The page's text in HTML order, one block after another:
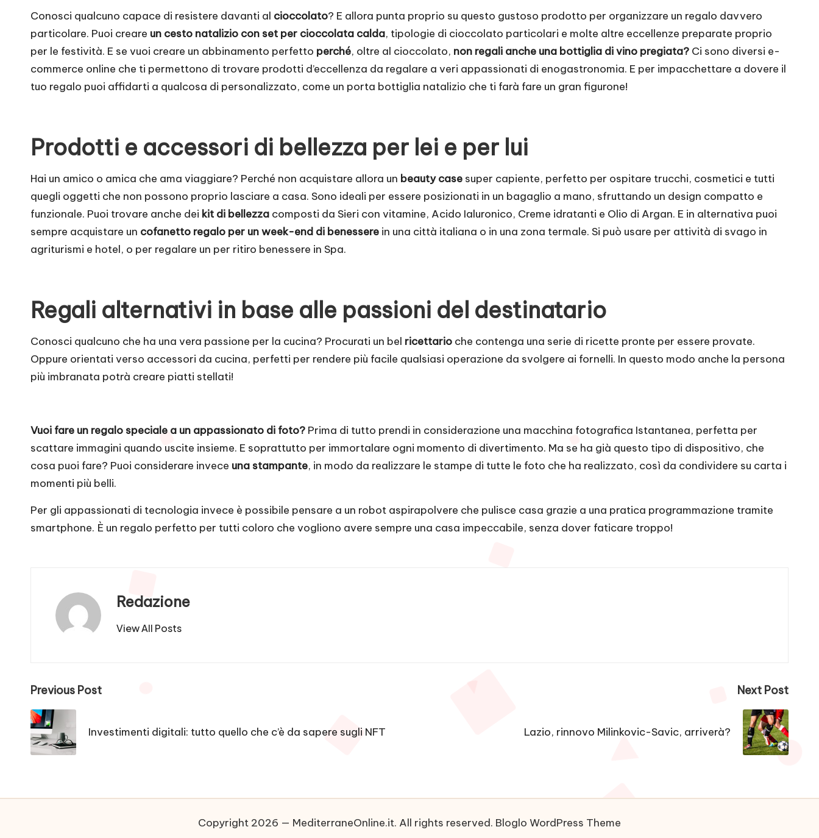
Conosci qualcuno capace di resistere davanti al cioccolato? E allora punta proprio su questo gustoso prodotto per organizzare un regalo davvero
particolare. Puoi creare un cesto natalizio con set per cioccolata calda, tipologie di cioccolato particolari e molte altre eccellenze preparate proprio
per le festività. E se vuoi creare un abbinamento perfetto perché, oltre al cioccolato, non regali anche una bottiglia di vino pregiata? Ci sono diversi e-
commerce online che ti permettono di trovare prodotti d’eccellenza da regalare a veri appassionati di enogastronomia. E per impacchettare a dovere il
tuo regalo puoi affidarti a qualcosa di personalizzato, come un porta bottiglia natalizio che ti farà fare un gran figurone!
Prodotti e accessori di bellezza per lei e per lui
Hai un amico o amica che ama viaggiare? Perché non acquistare allora un beauty case super capiente, perfetto per ospitare trucchi, cosmetici e tutti
quegli oggetti che non possono proprio lasciare a casa. Sono ideali per essere posizionati in un bagaglio a mano, sfruttando un design compatto e
funzionale. Puoi trovare anche dei kit di bellezza composti da Sieri con vitamine, Acido Ialuronico, Creme idratanti e Olio di Argan. E in alternativa puoi
sempre acquistare un cofanetto regalo per un week-end di benessere in una città italiana o in una zona termale. Si può usare per attività di svago in
agriturismi e hotel, o per regalare un per ritiro benessere in Spa.
Regali alternativi in base alle passioni del destinatario
Conosci qualcuno che ha una vera passione per la cucina? Procurati un bel ricettario che contenga una serie di ricette pronte per essere provate.
Oppure orientati verso accessori da cucina, perfetti per rendere più facile qualsiasi operazione da svolgere ai fornelli. In questo modo anche la persona
più imbranata potrà creare piatti stellati!
Vuoi fare un regalo speciale a un appassionato di foto? Prima di tutto prendi in considerazione una macchina fotografica Istantanea, perfetta per
scattare immagini quando uscite insieme. E soprattutto per immortalare ogni momento di divertimento. Ma se ha già questo tipo di dispositivo, che
cosa puoi fare? Puoi considerare invece una stampante, in modo da realizzare le stampe di tutte le foto che ha realizzato, così da condividere su carta i
momenti più belli.
Per gli appassionati di tecnologia invece è possibile pensare a un robot aspirapolvere che pulisce casa grazie a una pratica programmazione tramite
smartphone. È un regalo perfetto per tutti coloro che vogliono avere sempre una casa impeccabile, senza dover faticare troppo!
Redazione
View All Posts
Post
navigation
Previous Post
Investimenti digitali: tutto quello che c’è da sapere sugli NFT
Next Post
Lazio, rinnovo Milinkovic-Savic, arriverà?
Copyright 2026 — MediterraneOnline.it. All rights reserved. Bloglo WordPress Theme